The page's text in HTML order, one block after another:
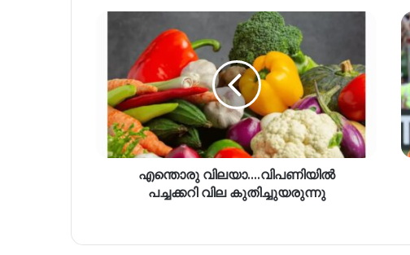
എന്തൊരു വിലയാ….വിപണിയിൽ
പച്ചക്കറി വില കുതിച്ചുയരുന്നു